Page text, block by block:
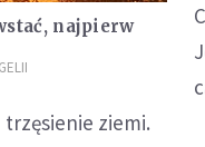
najpierw
trzęsienie ziemi.